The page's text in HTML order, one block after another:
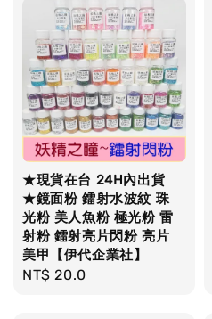
★現貨在台 24H內出貨
★鏡面粉 鐳射水波紋 珠
光粉 美人魚粉 極光粉 雷
射粉 鐳射亮片閃粉 亮片
美甲【伊代企業社】
Regular
NT$ 20.0